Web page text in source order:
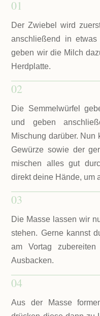
01
Der Zwiebel wird
anschließend in
geben wir die Milch
Herdplatte.
02
Die Semmelwürfel
und geben
Mischung darüber. Nun
Gewürze sowie der
mischen alles gut
direkt deine Hände, um
03
Die Masse lassen wir
stehen. Gerne kannst
am Vortag
Ausbacken.
04
Aus der Masse